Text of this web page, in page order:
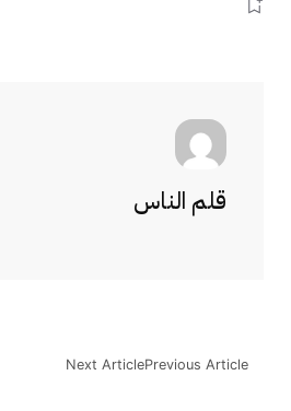
قلم الناس
Previous Article
Next Article